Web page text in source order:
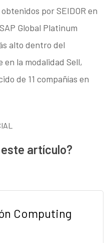
por SEIDOR en
Global Platinum
alto dentro del
en la modalidad Sell,
de 11 compañías en
artículo?
Computing